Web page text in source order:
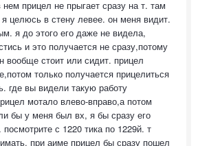
прицел не прыгает сразу на т. там
целюсь в стену левее. он меня видит.
я до этого его даже не видела,
и это получается не сразу,потому
вообще стоит или сидит. прицел
только получается прицелиться
где вы видели такую работу
мотало влево-вправо,а потом
бы у меня был вх, я бы сразу его
с 1220 тика по 1229й. т
при аиме прицел бы сразу пошел